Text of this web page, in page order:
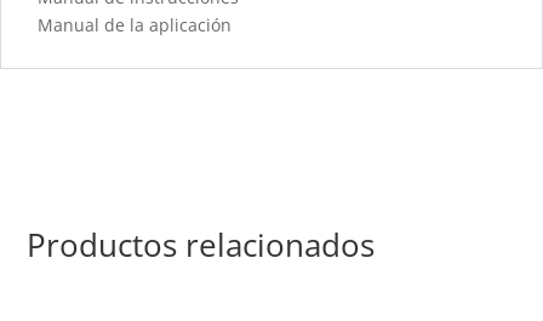
Manual de la aplicación
Productos relacionados